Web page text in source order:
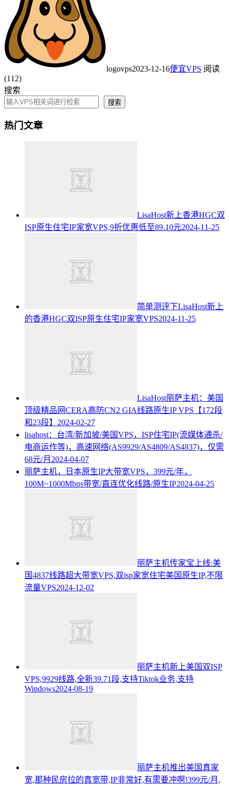
logovps2023-12-16便宜VPS 阅读
(112)
搜索
搜索
热门文章
LisaHost新上香港HGC双
ISP原生住宅IP家宽VPS,9折优惠低至89.10元2024-11-25
简单测评下LisaHost新上
的香港HGC双ISP原生住宅IP家宽VPS2024-11-25
LisaHost丽萨主机：美国
顶级精品网CERA高防CN2 GIA线路原生IP VPS【172段
和23段】 2024-02-27
lisahost：台湾/新加坡/美国VPS，ISP住宅IP(流媒体通杀/
电商运作等)，高速网络(AS9929/AS4809/AS4837)，仅需
68元/月 2024-04-07
丽萨主机，日本原生IP大带宽VPS，399元/年，
100M~1000Mbps带宽/直连优化线路/原生IP2024-04-25
丽萨主机传家宝上线:美
国4837线路超大带宽VPS,双isp家宽住宅美国原生IP,不限
流量VPS2024-12-02
丽萨主机新上美国双ISP
VPS,9929线路,全新39.71段,支持Tiktok业务,支持
Windows2024-08-19
丽萨主机推出美国真家
宽,那种民房拉的真宽带,IP非常好,有需要冲啊!399元/月,